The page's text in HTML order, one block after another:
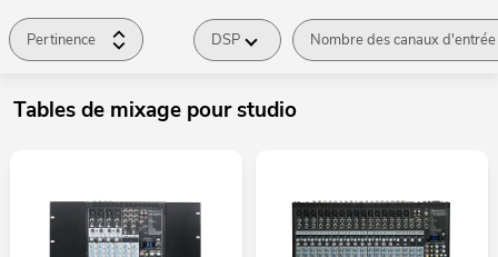
Pertinence DSP Nombre des canaux d'entrée
Tables de mixage pour studio